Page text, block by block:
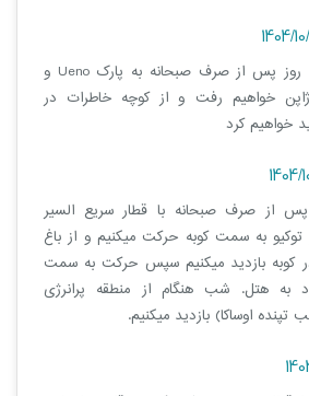
توکیو: در این روز پس از صرف صبحانه به پارک Ueno و
خواهیم رفت و از کوچه خاطرات در
خواهیم کرد
پس از صرف صبحانه با قطار سریع السیر
توکیو به سمت کوبه حرکت میکنیم و از باغ
کوبه بازدید میکنیم سپس حرکت به سمت
به هتل. شب هنگام از منطقه پرانرژی
تپنده اوساکا) بازدید میکنیم.